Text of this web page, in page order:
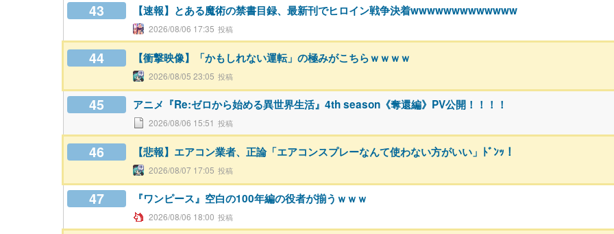
43 【速報】とある魔術の禁書目録、最新刊でヒロイン戦争決着wwwwwwwwwwwww
2026/08/06 17:35
44 【衝撃映像】「かもしれない運転」の極みがこちらｗｗｗｗ
2026/08/05 23:05
45 アニメ『Re:ゼロから始める異世界生活』4th season《奪還編》PV公開！！！！
2026/08/06 15:51
46 【悲報】エアコン業者、正論「エアコンスプレーなんて使わない方がいい」ﾄﾞﾝｯ！
2026/08/07 17:05
47 『ワンピース』空白の100年編の役者が揃うｗｗｗ
2026/08/06 18:00